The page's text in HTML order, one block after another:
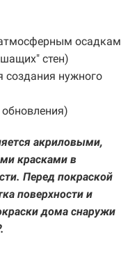
осадкам
стен)
нужного
обновления)
акриловыми,
красками в
Перед покраской
поверхности и
дома снаружи